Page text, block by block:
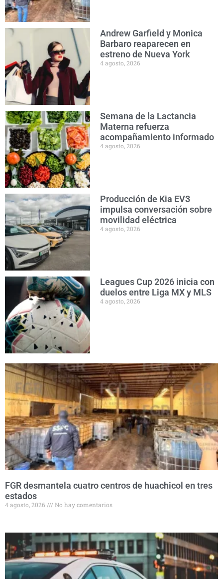
Andrew Garfield y Monica
Barbaro reaparecen en
estreno de Nueva York
4 agosto, 2026
Semana de la Lactancia
Materna refuerza
acompañamiento informado
4 agosto, 2026
Producción de Kia EV3
impulsa conversación sobre
movilidad eléctrica
4 agosto, 2026
Leagues Cup 2026 inicia con
duelos entre Liga MX y MLS
4 agosto, 2026
FGR desmantela cuatro centros de huachicol en tres
estados
4 agosto, 2026 No hay comentarios